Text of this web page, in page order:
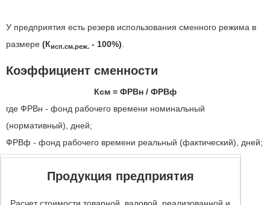
У предприятия есть резерв использования сменного режима в
размере (Кисп.см.реж. - 100%)
Коэффициент сменности
Ксм = ФРВн / ФРВф
где ФРВн - фонд рабочего времени номинальный
(нормативный), дней;
ФРВф - фонд рабочего времени реальный (фактический), дней;
Продукция предприятия